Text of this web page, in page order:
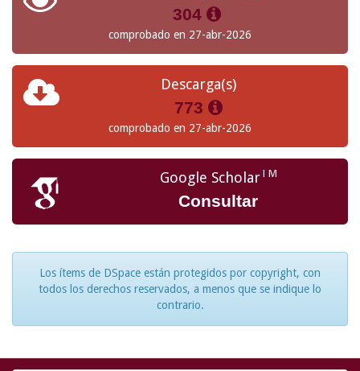
304
comprobado en 27-abr-2026
Descarga(s)
773
comprobado en 27-abr-2026
Google ScholarTM
Consultar
Los ítems de DSpace están protegidos por copyright, con
todos los derechos reservados, a menos que se indique lo
contrario.